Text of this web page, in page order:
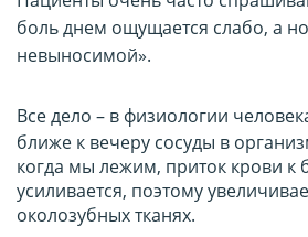
боль днем ​​ощущается слабо, а
невыносимой».
Все дело – в физиологии
ближе к вечеру сосуды в
когда мы лежим, приток крови к
усиливается, поэтому
околозубных тканях.